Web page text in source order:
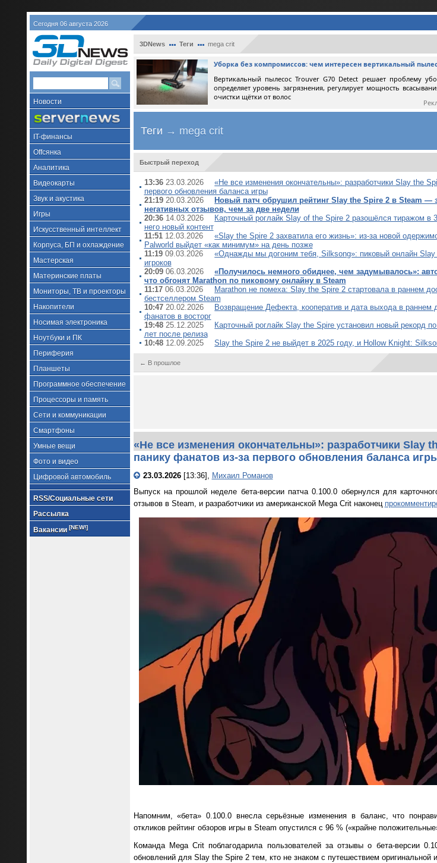
Сегодня 06 августа 2026
Новости
IT-финансы
Offсянка
Аналитика
Видеокарты
Звук и акустика
Игры
Искусственный интеллект
Корпуса, БП и охлаждение
Мастерская
Материнские платы
Мониторы, ТВ и проекторы
Накопители
Носимая электроника
Ноутбуки и ПК
Периферия
Планшеты
Программное обеспечение
Процессоры и память
Сети и коммуникации
Смартфоны
Умные вещи
Фото и видео
Цифровой автомобиль
RSS/Социальные сети
Рассылка
Вакансии [NEW!]
3DNews Теги mega crit
Уборка без компромиссов: чем интересен вертикальный
Вертикальный пылесос Trouver G70 Detect решает проблему
определяет уровень загрязнения, регулирует мощность
очистки щётки от волос
Теги → mega crit
Быстрый переход
13:3623.03.2026
«Не все изменения окончательны»: разработчики Slay the
первого обновления баланса игры
21:1920.03.2026
Новый патч обрушил рейтинг Slay the Spire 2 в Steam —
негативных отзывов, чем за две недели
20:3614.03.2026
Карточный роглайк Slay of the Spire 2 разошёлся тиражом в
него новый контент
11:5112.03.2026
«Slay the Spire 2 захватила его жизнь»: из-за новой
Palworld выйдет «как минимум» на день позже
11:1909.03.2026
«Однажды мы догоним тебя, Silksong»: пиковый онлайн
игроков
20:0906.03.2026
«Получилось немного обиднее, чем задумывалось»:
что обгонят Marathon по пиковому онлайну в Steam
11:1706.03.2026
Marathon не помеха: Slay the Spire 2 стартовала в раннем
бестселлером Steam
10:4720.02.2026
Возвращение Дефекта, кооператив и дата выхода в раннем
фанатов в восторг
19:4825.12.2025
Карточный роглайк Slay the Spire установил новый рекорд
лет после релиза
10:4812.09.2025 Slay the Spire 2 не выйдет в 2025 году, и Hollow Knight:
← В прошлое
«Не все изменения окончательны»: разработчики Slay
панику фанатов из-за первого обновления баланса
23.03.2026[13:36], Михаил Романов
Выпуск на прошлой неделе бета-версии патча 0.100.0 обернулся для
отзывов в Steam, и разработчики из американской Mega Crit наконец
Напомним, «бета» 0.100.0 внесла серьёзные изменения в баланс, что
откликов рейтинг обзоров игры в Steam опустился с 96 % («крайне
Команда Mega Crit поблагодарила пользователей за отзывы о бета-версии
обновлений для Slay the Spire 2 тем, кто не знаком с путешествием оригинальной